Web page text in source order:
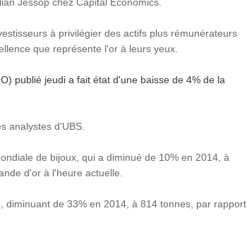
à privilégier des actifs plus rémunérateurs
que représente l'or à leurs yeux.
publié jeudi a fait état d'une baisse de 4% de la
analystes d'UBS.
de bijoux, qui a diminué de 10% en 2014, à
d'or à l'heure actuelle.
de 33% en 2014, à 814 tonnes, par rapport